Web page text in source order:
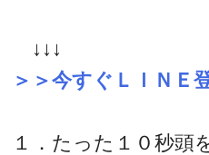
↓↓↓
＞＞今すぐＬＩＮＥ
１．たった１０秒頭